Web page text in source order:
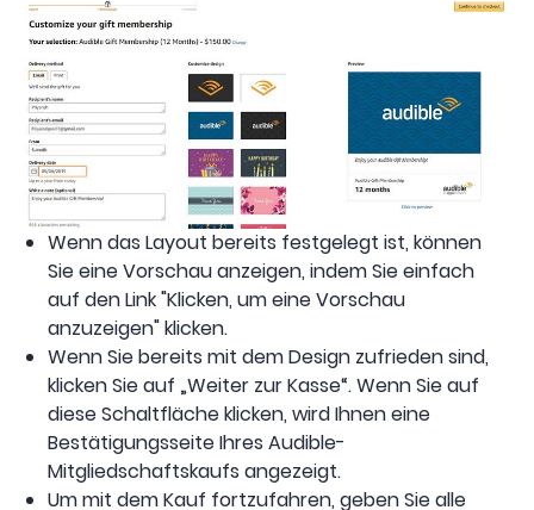
Wenn das Layout bereits festgelegt ist, können
Sie eine Vorschau anzeigen, indem Sie einfach
auf den Link "Klicken, um eine Vorschau
anzuzeigen" klicken.
Wenn Sie bereits mit dem Design zufrieden sind,
klicken Sie auf „Weiter zur Kasse“. Wenn Sie auf
diese Schaltfläche klicken, wird Ihnen eine
Bestätigungsseite Ihres Audible-
Mitgliedschaftskaufs angezeigt.
Um mit dem Kauf fortzufahren, geben Sie alle